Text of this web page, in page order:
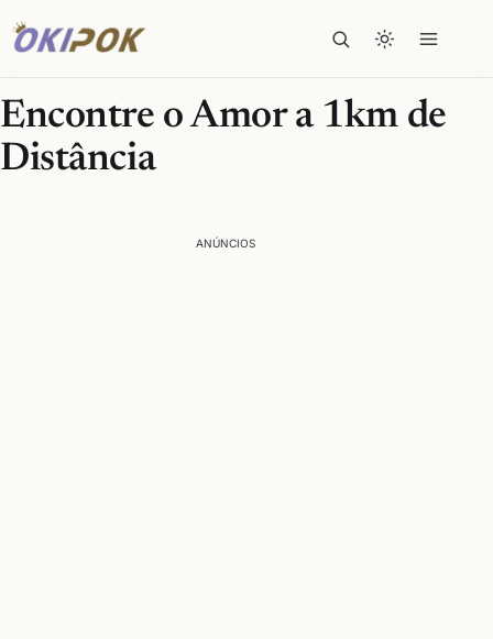
Encontre o Amor a 1km de
Distância
ANÚNCIOS